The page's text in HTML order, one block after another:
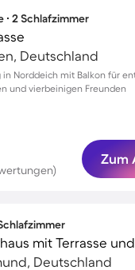
∙ 2 Schlafzimmer
Deutschland
Norddeich mit Balkon für
und vierbeinigen Freunden
Zum
Deutschland